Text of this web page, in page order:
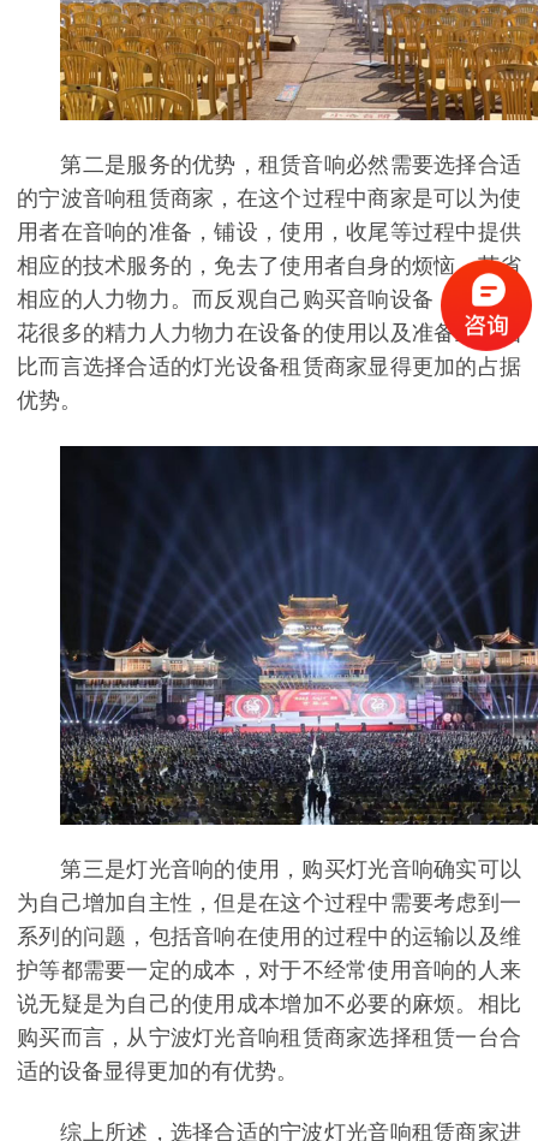
第二是服务的优势，租赁音响必然需要选择合适
的宁波音响租赁商家，在这个过程中商家是可以为使
用者在音响的准备，铺设，使用，收尾等过程中提供
相应的技术服务的，免去了使用者自身的烦恼，节省
相应的人力物力。而反观自己购买音响设备，就需要
花很多的精力人力物力在设备的使用以及准备上，相
比而言选择合适的灯光设备租赁商家显得更加的占据
优势。
第三是灯光音响的使用，购买灯光音响确实可以
为自己增加自主性，但是在这个过程中需要考虑到一
系列的问题，包括音响在使用的过程中的运输以及维
护等都需要一定的成本，对于不经常使用音响的人来
说无疑是为自己的使用成本增加不必要的麻烦。相比
购买而言，从宁波灯光音响租赁商家选择租赁一台合
适的设备显得更加的有优势。
综上所述，选择合适的宁波灯光音响租赁商家进